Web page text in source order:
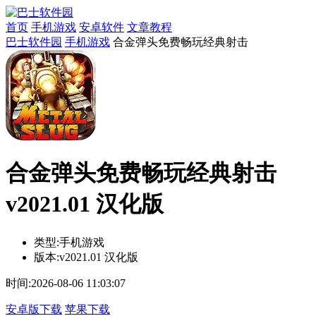
首页 手机游戏 安卓软件 文章教程
巴士软件园 手机游戏 合金弹头免费畅玩经典射击
合金弹头免费畅玩经典射击
v2021.01 汉化版
类型:手机游戏
版本:v2021.01 汉化版
时间:2026-08-06 11:03:07
安卓版下载 苹果下载